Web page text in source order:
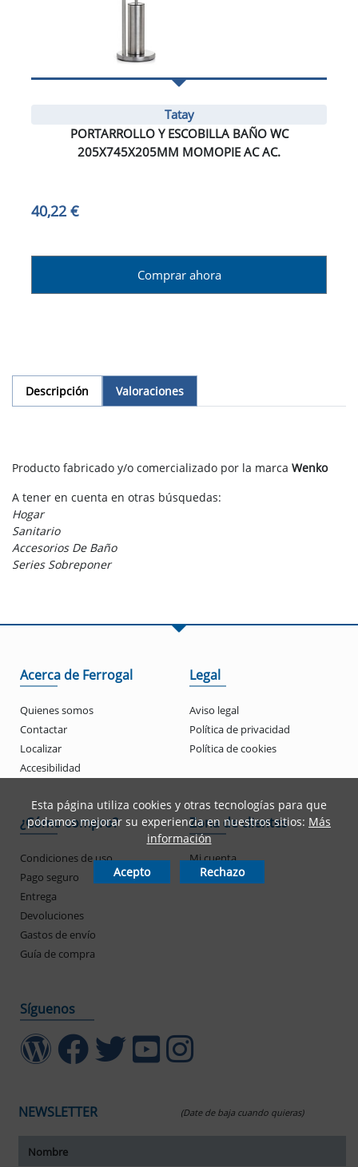
Tatay
PORTARROLLO Y ESCOBILLA BAÑO WC
205X745X205MM MOMOPIE AC AC.
40,22 €
Comprar ahora
Descripción Valoraciones
Producto fabricado y/o comercializado por la marca Wenko
A tener en cuenta en otras búsquedas:
Hogar
Sanitario
Accesorios De Baño
Series Sobreponer
Acerca de Ferrogal
Quienes somos
Contactar
Localizar
Accesibilidad
Legal
Aviso legal
Política de privacidad
Política de cookies
¿Cómo compro?
Condiciones de uso
Pago seguro
Entrega
Devoluciones
Gastos de envío
Guía de compra
Zona de clientes
Mi cuenta
Mis pedidos
Síguenos
NEWSLETTER (Date de baja cuando quieras)
Esta página utiliza cookies y otras tecnologías para que
podamos mejorar su experiencia en nuestros sitios: Más
información
Acepto Rechazo
tamaño del texto